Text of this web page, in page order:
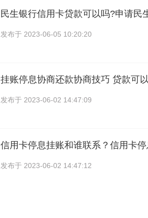
民生银行信用卡贷款可以吗?申请民
发布于 2023-06-05 10:20:20
挂账停息协商还款协商技巧 贷款可
发布于 2023-06-02 14:47:09
信用卡停息挂账和谁联系？信用卡
发布于 2023-06-02 14:47:12